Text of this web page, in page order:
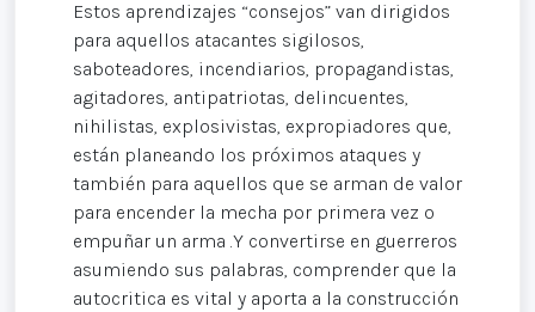
Estos aprendizajes “consejos” van dirigidos
para aquellos atacantes sigilosos,
saboteadores, incendiarios, propagandistas,
agitadores, antipatriotas, delincuentes,
nihilistas, explosivistas, expropiadores que,
están planeando los próximos ataques y
también para aquellos que se arman de valor
para encender la mecha por primera vez o
empuñar un arma .Y convertirse en guerreros
asumiendo sus palabras, comprender que la
autocritica es vital y aporta a la construcción